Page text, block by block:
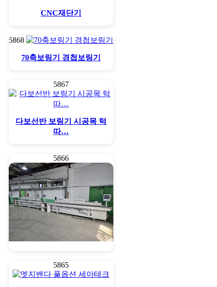
CNC재단기
5868
70축보링기 경첩보링기
5867
다보선반 보링기 시공목 턱
따…
5866
5865